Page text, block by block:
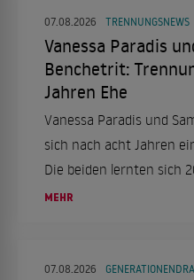
07.08.2026 TRENNUNGSNEWS
Vanessa Paradis
Benchetrit:
Jahren Ehe
Vanessa Paradis und
sich nach acht Jahren
Die beiden lernten sich
heirateten 2018. Ein
MEHR
07.08.2026